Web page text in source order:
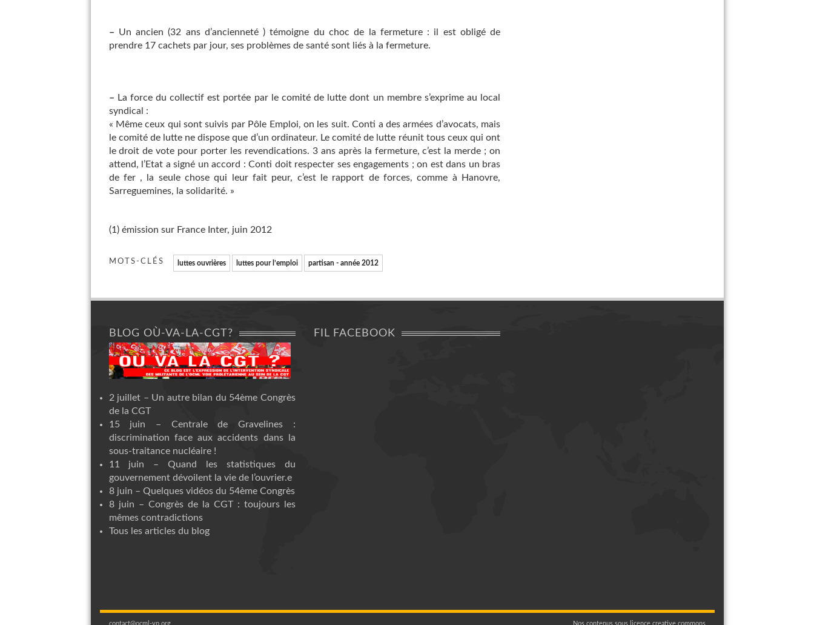
– Un ancien (32 ans d’ancienneté ) témoigne du choc de la fermeture : il est obligé de
prendre 17 cachets par jour, ses problèmes de santé sont liés à la fermeture.
– La force du collectif est portée par le comité de lutte dont un membre s’exprime au local
syndical :
« Même ceux qui sont suivis par Pôle Emploi, on les suit. Conti a des armées d’avocats, mais
le comité de lutte ne dispose que d’un ordinateur. Le comité de lutte réunit tous ceux qui ont
le droit de vote pour porter les revendications. 3 ans après la fermeture, c’est la merde ; on
attend, l’Etat a signé un accord : Conti doit respecter ses engagements ; on est dans un bras
de fer , la seule chose qui leur fait peur, c’est le rapport de forces, comme à Hanovre,
Sarreguemines, la solidarité. »
(1) émission sur France Inter, juin 2012
MOTS-CLÉS luttes ouvrières luttes pour l’emploi partisan - année 2012
BLOG OÙ-VA-LA-CGT?
2 juillet – Un autre bilan du 54ème Congrès
de la CGT
15 juin – Centrale de Gravelines :
discrimination face aux accidents dans la
sous-traitance nucléaire !
11 juin – Quand les statistiques du
gouvernement dévoilent la vie de l’ouvrier.e
8 juin – Quelques vidéos du 54ème Congrès
8 juin – Congrès de la CGT : toujours les
mêmes contradictions
Tous les articles du blog
FIL FACEBOOK
contact@ocml-vp.org Nos contenus sous licence creative commons